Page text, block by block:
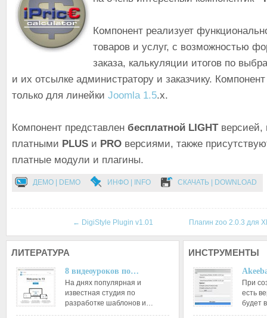
Компонент реализует
товаров и услуг, с возможностью
заказа, калькуляции итогов по
и их отсылке администратору и заказчику.
только для линейки Joomla 1.5.x.
Компонент представлен бесплатной LIGHTверсией,
платными PLUS и PRO версиями, также
платные модули и плагины.
ДЕМО | DEMO ИНФО | INFO СКАЧАТЬ | DOWNLOAD
← DigiStyle Plugin v1.01 Плагин zoo 2.0.3 для
ЛИТЕРАТУРА
8 видеоуроков по…
На днях популярная и
известная студия по
разработке шаблонов и…
ИНСТРУМЕНТЫ
При
есть
будет